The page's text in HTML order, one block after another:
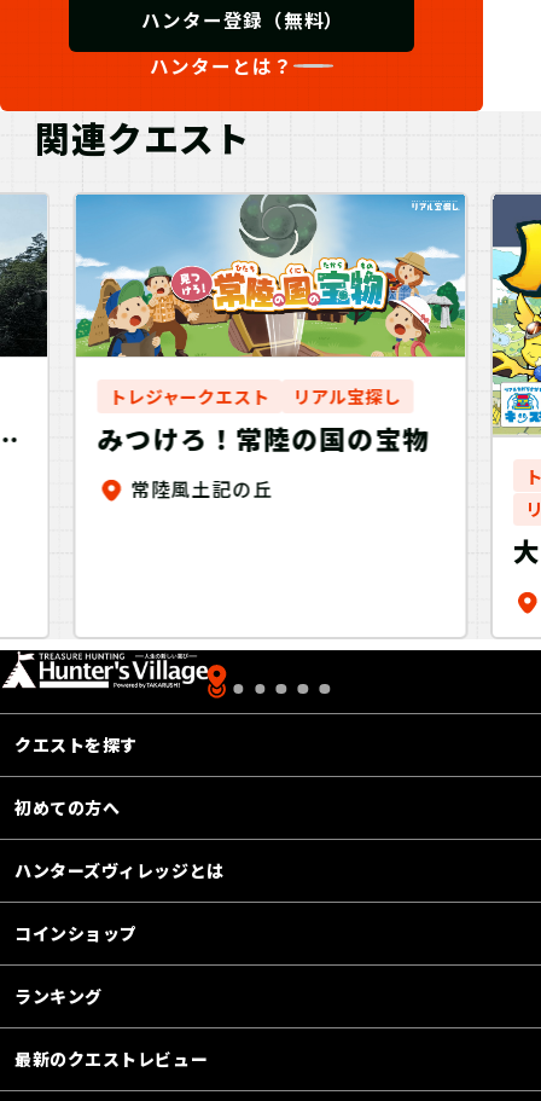
ハンター登録（無料）
ハンターとは？
関連クエスト
トレジャークエスト リアル宝探し
みつけろ！常陸の国の宝物
常陸風土記の丘
クエストを探す
初めての方へ
ハンターズヴィレッジとは
コインショップ
ランキング
最新のクエストレビュー